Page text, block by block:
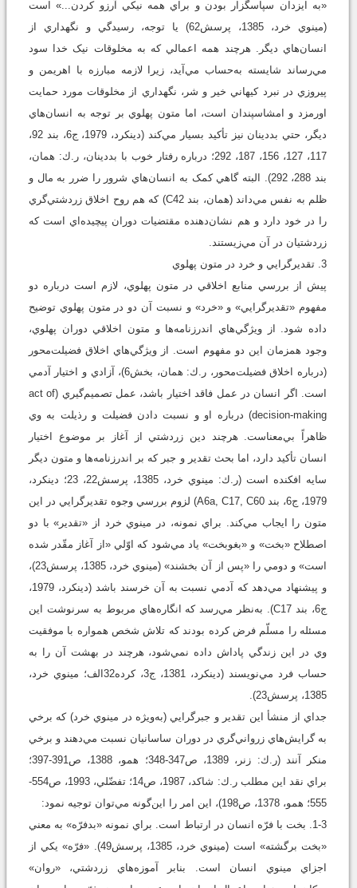
«به ايزدان سپاسگزار بودن و براي همه نيکي آرزو کردن...» است
(مينوي خرد، 1385، پرسش62) يا توجه، رسيدگي و نگهداري از
انسان‌هاي ديگر. هرچند همه اعمالي که به مخلوقات نيک خدا سود
مي‌رساند شايسته به‌حساب مي‌آيد، زيرا لازمه مبارزه با اهريمن و
پيروزي در نبرد کيهاني خير و شر، نگهداري از مخلوقات مورد حمايت
اورمزد و امشاسپندان است، اما متون پهلوي بر توجه به انسان‌هاي
ديگر، حتي بددينان نيز تأکيد بسيار مي‌کند (دينکرد، 1979، ج6، بند 92،
117، 127، 156، 187، 292؛ درباره رفتار خوب با بددينان، ر.ك: همان،
بند 288، 292). البته گاهي کمک به انسان‌هاي شرور را ضرر به مال و
ظلم به نفس مي‌داند (همان، بند C42) که هم روح اخلاق زردشتي‌گري
را در خود دارد و هم نشان‌دهنده مقتضيات دوران پيچيده‌اي است که
زردشتيان در آن مي‌زيستند.
3. تقديرگرايي و خرد در متون پهلوي
پيش از بررسي منابع اخلاقي در متون پهلوي، لازم است درباره دو
مفهوم «تقديرگرايي» و «خرد» و نسبت آن دو در متون پهلوي توضيح
داده شود. از ويژگي‌هاي اندرزنامه‌ها و متون اخلاقي دوران پهلوي،
وجود همزمان اين دو مفهوم است. از ويژگي‌هاي اخلاق فضيلت‌محور
(درباره اخلاق فضيلت‌محور، ر.ك: همان، بخش6)، آزادي و اختيار آدمي
است. اگر انسان در عمل فاقد اختيار باشد، عمل تصميم‌گيري (act of
decision-making) درباره او و نسبت دادن فضيلت و رذيلت به وي
ظاهراً بي‌معناست. هرچند دين زردشتي از آغاز بر موضوع اختيار
انسان تأکيد دارد، اما بحث تقدير و جبر که بر اندرزنامه‌ها و متون ديگر
سايه افکنده است (ر.ك: مينوي خرد، 1385، پرسش22، 23؛ دينکرد،
1979، ج6، بند A6a, C17, C60) لزوم بررسي وجوه تقديرگرايي در اين
متون را ايجاب مي‌کند. براي نمونه، در مينوي خرد از «تقدير» با دو
اصطلاح «بخت» و «بغوبخت» ياد مي‌شود که اوّلي «از آغاز مقّدر شده
است» و دومي را «پس از آن بخشند» (مينوي خرد، 1385، پرسش23)،
و پيشنهاد مي‌دهد که آدمي نسبت به آن خرسند باشد (دينکرد، 1979،
ج6، بند C17). به‌نظر مي‌رسد که انگاره‌هاي مربوط به سرنوشت اين
مسئله را مسلّم فرض کرده بودند که تلاش شخص همواره با موفقيت
وي در اين زندگي پاداش داده نمي‌شود، هرچند در بهشت آن را به
حساب فرد مي‌نويسند (دينکرد، 1381، ج3، کرده32الف؛ مينوي خرد،
1385، پرسش23).
جداي از منشأ اين تقدير و جبرگرايي (به‌ويژه در مينوي خرد) که برخي
به گرايش‌هاي زرواني‌گري در دوران ساسانيان نسبت مي‌دهند و برخي
منکر آنند (ر.ك: زنر، 1389، ص347-348؛ همو، 1388، ص391-397؛
براي نقد اين مطلب ر.ك: شاكد، 1987، ص14؛ تفضّلي، 1993، ص554-
555؛ همو، 1378، ص198)، اين‌ امر را اين‌گونه مي‌توان توجيه نمود:
1-3. بخت با فرّه انسان در ارتباط است. براي نمونه «بدفرّه» به معني
«بخت برگشته» است (مينوي خرد، 1385، پرسش49). «فرّه» يکي از
اجزاي مينوي انسان است. بنابر آموزه‌هاي زردشتي، «روان»